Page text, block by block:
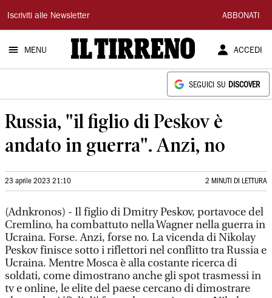
Il
Tirreno
Iscriviti alle Newsletter ABBONATI
MENU ACCEDI
SEGUICI SU DISCOVER
Russia, "il figlio di Peskov è
andato in guerra". Anzi, no
23 aprile 2023 21:10 2 MINUTI DI LETTURA
(Adnkronos) - Il figlio di Dmitry Peskov, portavoce del
Cremlino, ha combattuto nella Wagner nella guerra in
Ucraina. Forse. Anzi, forse no. La vicenda di Nikolay
Peskov finisce sotto i riflettori nel conflitto tra Russia e
Ucraina. Mentre Mosca è alla costante ricerca di
soldati, come dimostrano anche gli spot trasmessi in
tv e online, le elite del paese cercano di dimostrare